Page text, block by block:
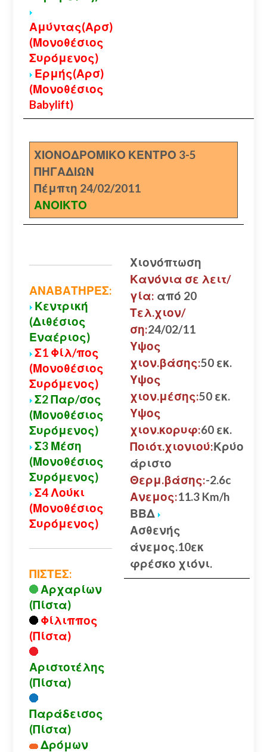
Αμύντας(Αρσ)
(Μονοθέσιος
Συρόμενος)
Ερμής(Αρσ)
(Μονοθέσιος
Babylift)
ΧΙΟΝΟΔΡΟΜΙΚΟ ΚΕΝΤΡΟ 3-5
ΠΗΓΑΔΙΩΝ
Πέμπτη 24/02/2011
ΑΝΟΙΚΤΟ
ΑΝΑΒΑΤΗΡΕΣ:
Κεντρική
(Διθέσιος
Εναέριος)
Σ1 Φίλ/πος
(Μονοθέσιος
Συρόμενος)
Σ2 Παρ/σος
(Μονοθέσιος
Συρόμενος)
Σ3 Μέση
(Μονοθέσιος
Συρόμενος)
Σ4 Λούκι
(Μονοθέσιος
Συρόμενος)
ΠΙΣΤΕΣ:
Αρχαρίων
(Πίστα)
Φίλιππος
(Πίστα)
Αριστοτέλης
(Πίστα)
Παράδεισος
(Πίστα)
Δρόμων
Χιονόπτωση
Κανόνια σε λειτ/
γία: από 20
Τελ.χιον/
ση:24/02/11
Υψος
χιον.βάσης:50 εκ.
Υψος
χιον.μέσης:50 εκ.
Υψος
χιον.κορυφ:60 εκ.
Ποιότ.χιονιού:Κρύο
άριστο
Θερμ.βάσης:-2.6c
Ανεμος:11.3 Km/h
ΒΒΔ
Ασθενής
άνεμος.10εκ
φρέσκο χιόνι.